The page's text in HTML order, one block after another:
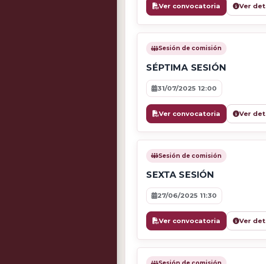
Ver convocatoria Ver
Sesión de comisión
SÉPTIMA SESIÓN
31/07/2025 12:00
Ver convocatoria Ver
Sesión de comisión
SEXTA SESIÓN
27/06/2025 11:30
Ver convocatoria Ver